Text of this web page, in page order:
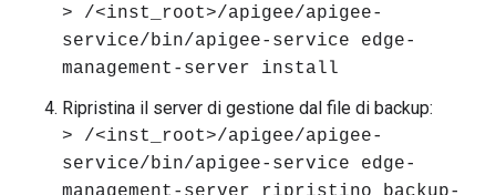
> /<inst_root>/apigee/apigee-
service/bin/apigee-service edge-
management-server install
Ripristina il server di gestione dal file di backup:
> /<inst_root>/apigee/apigee-
service/bin/apigee-service edge-